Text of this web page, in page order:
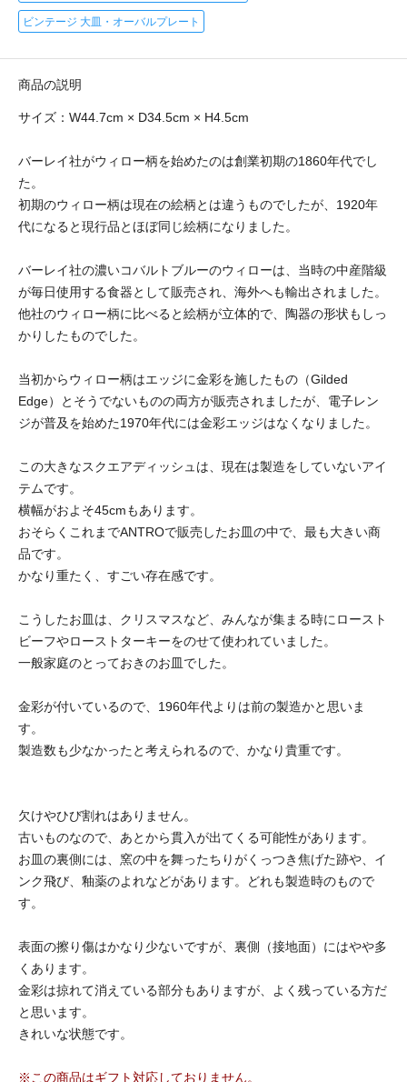
ビンテージ 大皿・オーバルプレート
商品の説明
サイズ：W44.7cm × D34.5cm × H4.5cm
バーレイ社がウィロー柄を始めたのは創業初期の1860年代でし
た。
初期のウィロー柄は現在の絵柄とは違うものでしたが、1920年
代になると現行品とほぼ同じ絵柄になりました。
バーレイ社の濃いコバルトブルーのウィローは、当時の中産階級
が毎日使用する食器として販売され、海外へも輸出されました。
他社のウィロー柄に比べると絵柄が立体的で、陶器の形状もしっ
かりしたものでした。
当初からウィロー柄はエッジに金彩を施したもの（Gilded
Edge）とそうでないものの両方が販売されましたが、電子レン
ジが普及を始めた1970年代には金彩エッジはなくなりました。
この大きなスクエアディッシュは、現在は製造をしていないアイ
テムです。
横幅がおよそ45cmもあります。
おそらくこれまでANTROで販売したお皿の中で、最も大きい商
品です。
かなり重たく、すごい存在感です。
こうしたお皿は、クリスマスなど、みんなが集まる時にロースト
ビーフやローストターキーをのせて使われていました。
一般家庭のとっておきのお皿でした。
金彩が付いているので、1960年代よりは前の製造かと思いま
す。
製造数も少なかったと考えられるので、かなり貴重です。
欠けやひび割れはありません。
古いものなので、あとから貫入が出てくる可能性があります。
お皿の裏側には、窯の中を舞ったちりがくっつき焦げた跡や、イ
ンク飛び、釉薬のよれなどがあります。どれも製造時のもので
す。
表面の擦り傷はかなり少ないですが、裏側（接地面）にはやや多
くあります。
金彩は掠れて消えている部分もありますが、よく残っている方だ
と思います。
きれいな状態です。
※この商品はギフト対応しておりません。